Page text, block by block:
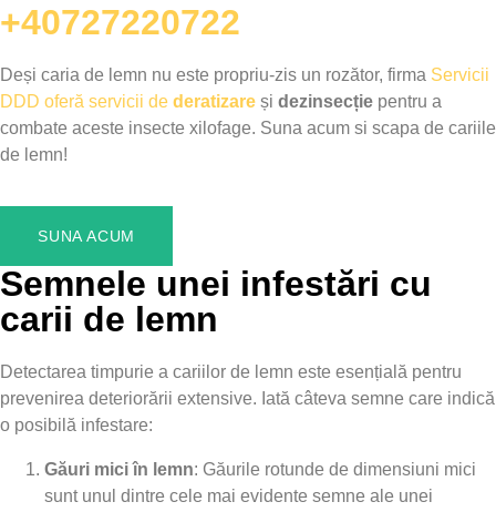
+40727220722
Deși caria de lemn nu este propriu-zis un rozător, firma Servicii
DDD oferă servicii de deratizare și dezinsecție pentru a
combate aceste insecte xilofage. Suna acum si scapa de cariile
de lemn!
SUNA ACUM
Semnele unei infestări cu
carii de lemn
Detectarea timpurie a cariilor de lemn este esențială pentru
prevenirea deteriorării extensive. Iată câteva semne care indică
o posibilă infestare:
Găuri mici în lemn: Găurile rotunde de dimensiuni mici
sunt unul dintre cele mai evidente semne ale unei